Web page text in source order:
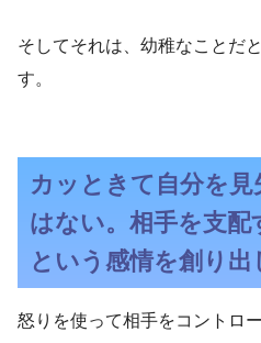
そしてそれは、幼稚なことだ
す。
カッときて自分を
はない。相手を支配
という感情を創り出
怒りを使って相手をコントロ